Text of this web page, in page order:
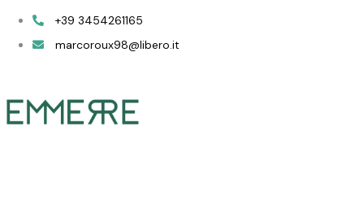
+39 3454261165
marcoroux98@libero.it
Contatti